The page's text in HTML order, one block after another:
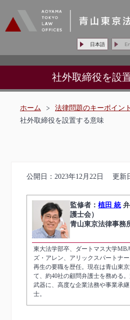
日本語
社外取締役を設
ホーム > 法律問題のキーポイン
社外取締役を設置する意味
公開日： 2023年12月22日 更新
監修者：植田 統弁
護士会）
青山東京法律事務
東大法学部卒、ダートマス大学
ズ・アレン、アリックスパートナ
再生の要職を歴任。現在は青山東
て、約40社の顧問弁護士を務める
武器に、高度な企業法務や事業承
士。